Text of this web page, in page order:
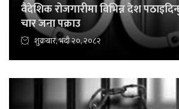
वैदेशिक रोजगारीमा विभिन्न देश
चार जना पक्राउ
शुक्रबार, भदौ २०, २०८२